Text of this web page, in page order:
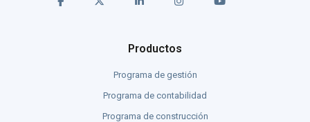
Productos
Programa de gestión
Programa de contabilidad
Programa de construcción